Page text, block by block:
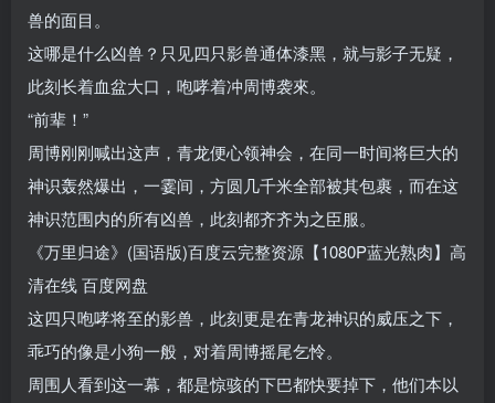
兽的面目。
这哪是什么凶兽？只见四只影兽通体漆黑，就与影子无疑，
此刻长着血盆大口，咆哮着冲周博袭來。
“前辈！”
周博刚刚喊出这声，青龙便心领神会，在同一时间将巨大的
神识轰然爆出，一霎间，方圆几千米全部被其包裹，而在这
神识范围内的所有凶兽，此刻都齐齐为之臣服。
《万里归途》(国语版)百度云完整资源【1080P蓝光熟肉】高
清在线 百度网盘
这四只咆哮将至的影兽，此刻更是在青龙神识的威压之下，
乖巧的像是小狗一般，对着周博摇尾乞怜。
周围人看到这一幕，都是惊骇的下巴都快要掉下，他们本以